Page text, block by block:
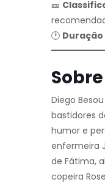
🎫
🕐
Diego
bastidores
humor e
enfermeira
de Fátima,
copeira